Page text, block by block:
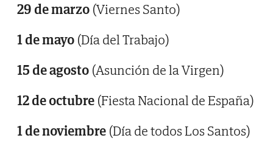
29 de marzo (Viernes Santo)
1 de mayo (Día del Trabajo)
15 de agosto (Asunción de la Virgen)
12 de octubre (Fiesta Nacional de España)
1 de noviembre (Día de todos Los Santos)